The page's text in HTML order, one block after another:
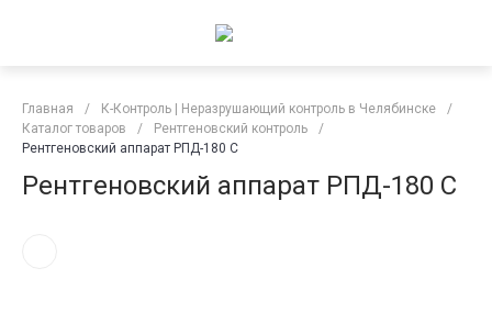
Главная / К-Контроль | Неразрушающий контроль в Челябинске
/
Каталог товаров
/ Рентгеновский контроль
/
Рентгеновский аппарат РПД-180 С
Рентгеновский аппарат РПД-180 С